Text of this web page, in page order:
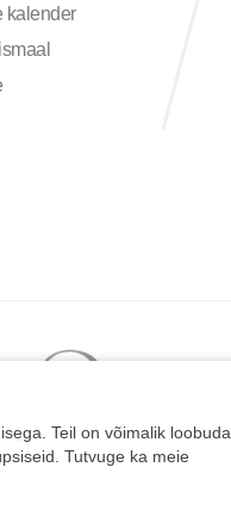
kalender
Teil on võimalik loobuda
Tutvuge ka meie